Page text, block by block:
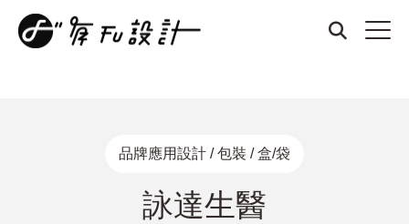
金名片、凹凸名片、質感名片、招牌設計、DM設計、菜單設
計、打凹名片、打凸名片、壓紋名片、LOGO設計
品牌應用設計 / 包裝 / 盒/袋
詠達生醫